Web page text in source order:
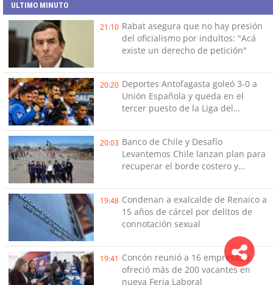
ULTIMO MINUTO
21:10 Rabat asegura que no hay presión
del oficialismo por indultos: "Acá
existe un derecho de petición"
20:20 Deportes Antofagasta goleó 3-0 a
Unión Española y queda en el
tercer puesto de la Liga del
20:03 Banco de Chile y Desafío
Levantemos Chile lanzan plan para
recuperar el borde costero y
Región de Coquimbo
19:48 Condenan a exalcalde de Renaico a
15 años de cárcel por delitos de
connotación sexual
19:41 Concón reunió a 16 empresas y
ofreció más de 200 vacantes en
nueva Feria Laboral